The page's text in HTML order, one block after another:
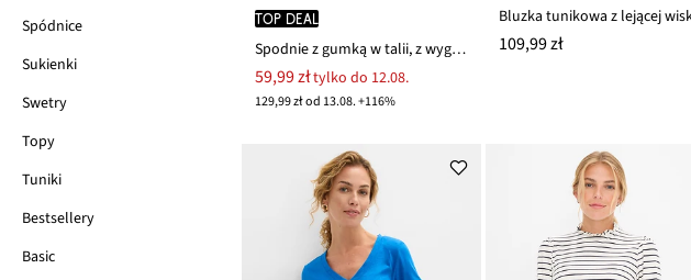
Spódnice
Sukienki
Swetry
Topy
Tuniki
Bestsellery
Basic
TOP DEAL
Spodnie z gumką w talii, z wygodnego materiału punto di roma
59,99 złtylko do 12.08.
129,99 zł od 13.08. +116%
109,99 zł